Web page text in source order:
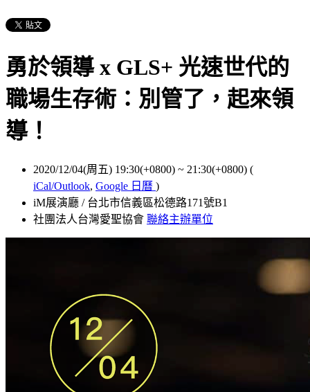
勇於領導 x GLS+ 光速世代的
職場生存術：別管了，起來領
導！
2020/12/04(周五) 19:30(+0800) ~ 21:30(+0800) (
iCal/Outlook, Google 日曆 )
iM展演廳 / 台北市信義區松德路171號B1
社團法人台灣愛聖協會 聯絡主辦單位